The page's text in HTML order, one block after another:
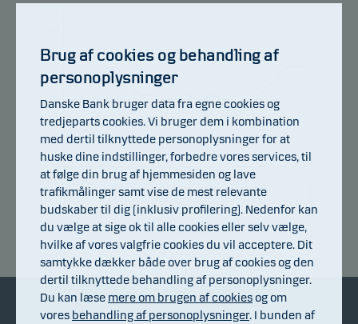
94
96
100
102
09.07.2026 15.07.2026 21.07.2026 27.07.2026 31.07.2026
Afkastindeks
Brug af cookies og behandling af
personoplysninger
Danske Bank bruger data fra egne cookies og
tredjeparts cookies. Vi bruger dem i kombination
med dertil tilknyttede personoplysninger for at
huske dine indstillinger, forbedre vores services, til
at følge din brug af hjemmesiden og lave
trafikmålinger samt vise de mest relevante
budskaber til dig (inklusiv profilering). Nedenfor kan
du vælge at sige ok til alle cookies eller selv vælge,
hvilke af vores valgfrie cookies du vil acceptere. Dit
samtykke dækker både over brug af cookies og den
dertil tilknyttede behandling af personoplysninger.
Du kan læse mere om brugen af cookiesog om
vores behandling af personoplysninger. I bunden af